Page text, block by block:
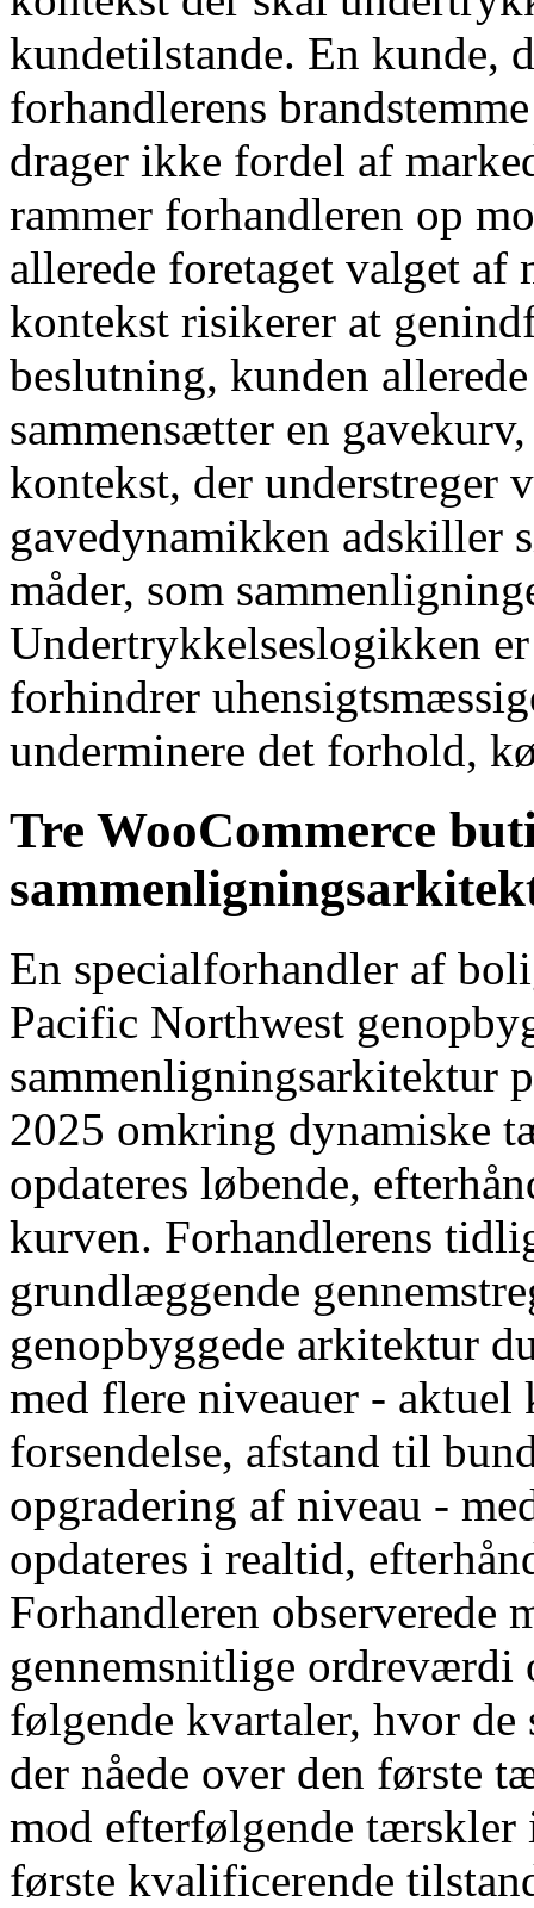
kundetilstande. En kunde,
forhandlerens
drager ikke fordel af
rammer forhandleren op
allerede foretaget valget af
kontekst risikerer at
beslutning, kunden
sammensætter en
kontekst, der understreger
gavedynamikken adskiller
måder, som
Undertrykkelseslogikken
forhindrer
underminere det forhold,
Tre WooCommerce
En specialforhandler af
Pacific Northwest
sammenligningsarkitektur
2025 omkring dynamiske
opdateres løbende,
kurven. Forhandlerens
grundlæggende
genopbyggede arkitektur
med flere niveauer -
forsendelse, afstand til
opgradering af niveau -
opdateres i realtid,
Forhandleren observerede
gennemsnitlige
følgende kvartaler, hvor
der nåede over den første
mod efterfølgende tærskler
første kvalificerende